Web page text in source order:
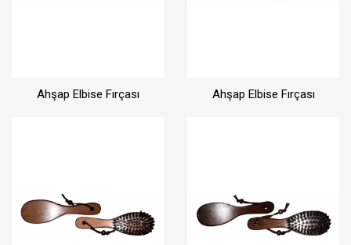
Ahşap Elbise Fırçası Ahşap Elbise Fırçası